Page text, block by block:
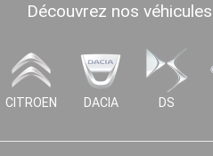
Découvrez nos
CITROEN DACIA DS